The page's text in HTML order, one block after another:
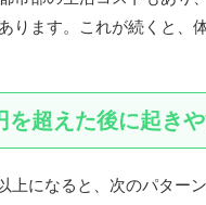
ります。これが続くと、
超えた後に起き
上になると、次のパター